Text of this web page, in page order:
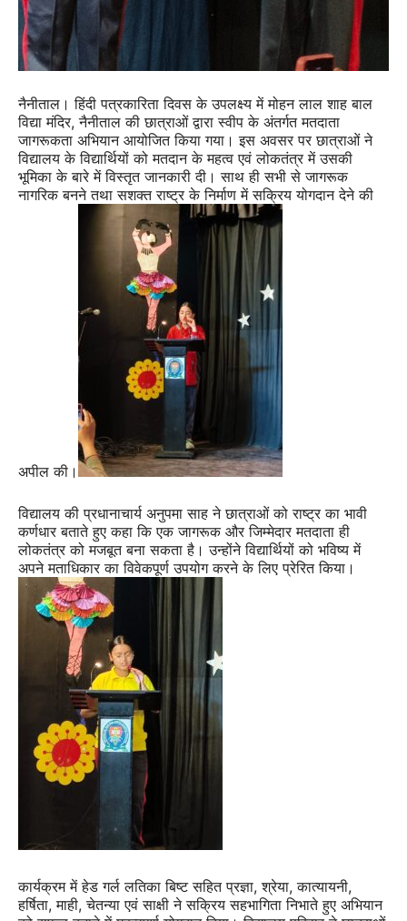
नैनीताल। हिंदी पत्रकारिता दिवस के उपलक्ष्य में मोहन लाल शाह बाल
विद्या मंदिर, नैनीताल की छात्राओं द्वारा स्वीप के अंतर्गत मतदाता
जागरूकता अभियान आयोजित किया गया। इस अवसर पर छात्राओं ने
विद्यालय के विद्यार्थियों को मतदान के महत्व एवं लोकतंत्र में उसकी
भूमिका के बारे में विस्तृत जानकारी दी। साथ ही सभी से जागरूक
नागरिक बनने तथा सशक्त राष्ट्र के निर्माण में सक्रिय योगदान देने की
अपील की।
विद्यालय की प्रधानाचार्य अनुपमा साह ने छात्राओं को राष्ट्र का भावी
कर्णधार बताते हुए कहा कि एक जागरूक और जिम्मेदार मतदाता ही
लोकतंत्र को मजबूत बना सकता है। उन्होंने विद्यार्थियों को भविष्य में
अपने मताधिकार का विवेकपूर्ण उपयोग करने के लिए प्रेरित किया।
कार्यक्रम में हेड गर्ल लतिका बिष्ट सहित प्रज्ञा, श्रेया, कात्यायनी,
हर्षिता, माही, चेतन्या एवं साक्षी ने सक्रिय सहभागिता निभाते हुए अभियान